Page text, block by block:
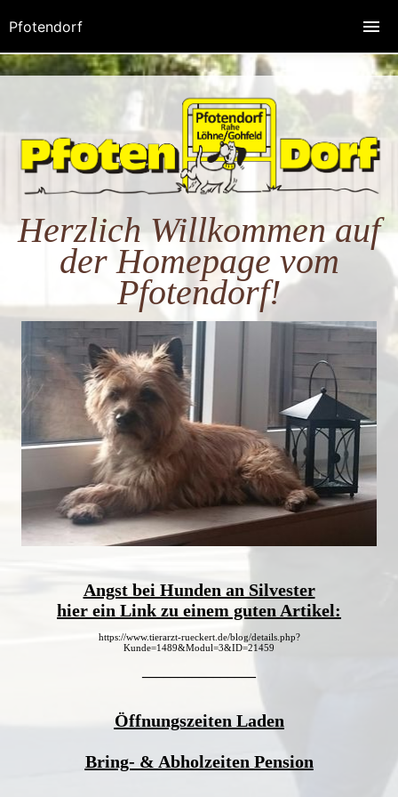
Herzlich Willkommen auf
der Homepage vom
Pfotendorf!
Angst bei Hunden an Silvester
hier ein Link zu einem guten Artikel:
https://www.tierarzt-rueckert.de/blog/details.php?
Kunde=1489&Modul=3&ID=21459
Öffnungszeiten Laden
Bring- & Abholzeiten Pension
Pfotendorf